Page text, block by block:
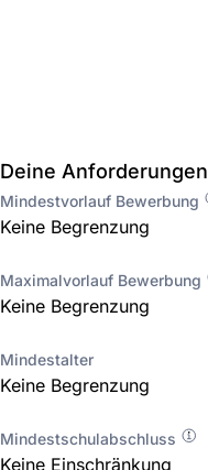
Deine Anforderungen
Mindestvorlauf Bewerbung
Keine Begrenzung
Maximalvorlauf Bewerbung
Keine Begrenzung
Mindestalter
Keine Begrenzung
Mindestschulabschluss
Keine Einschränkung